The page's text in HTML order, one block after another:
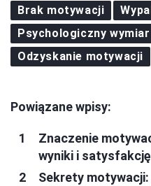
Brak motywacji
Psychologiczny
Odzyskanie motywacji
Powiązane wpisy:
Znaczenie
wyniki i
Sekrety